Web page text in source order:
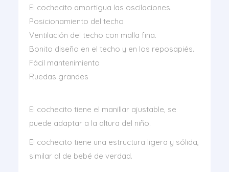
El cochecito amortigua las oscilaciones.
Posicionamiento del techo
Ventilación del techo con malla fina.
Bonito diseño en el techo y en los reposapiés.
Fácil mantenimiento
Ruedas grandes
El cochecito tiene el manillar ajustable, se
puede adaptar a la altura del niño.
El cochecito tiene una estructura ligera y sólida,
similar al de bebé de verdad.